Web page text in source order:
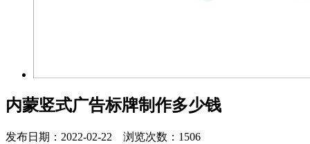
内蒙竖式广告标牌制作多少钱
发布日期：2022-02-22 浏览次数：1506